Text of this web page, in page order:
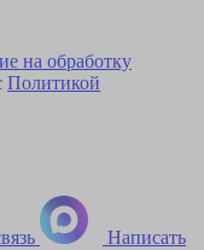
на обработку
Политикой
Написать